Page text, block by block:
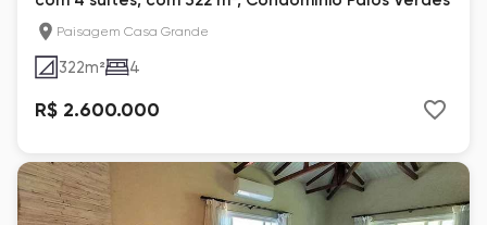
Paisagem Casa Grande
322m² 4
R$ 2.600.000